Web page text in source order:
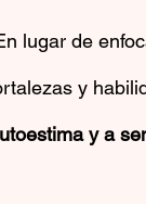
y
y a